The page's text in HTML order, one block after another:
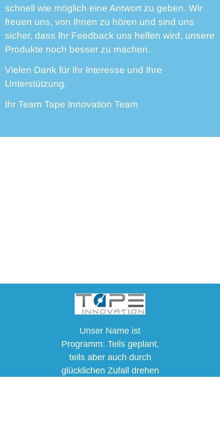
schnell wie möglich eine Antwort zu geben. Wir
freuen uns, von Ihnen zu hören und sind uns
sicher, dass Ihr Feedback uns helfen wird, unsere
Produkte noch besser zu machen.
Vielen Dank für Ihr Interesse und Ihre
Unterstützung.
Ihr Team Tape Innovation Team
Unser Name ist
Programm: Teils geplant,
teils aber auch durch
glücklichen Zufall drehen